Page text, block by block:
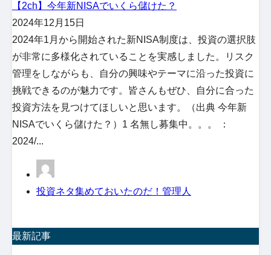
【2ch】今年新NISAでいくら儲けた？
2024年12月15日
2024年1月から開始された新NISA制度は、投資の選択肢
が非常に多様化されていることを実感しました。リスク
管理をしながらも、自分の興味やテーマに沿った投資に
挑戦できるのが魅力です。皆さんもぜひ、自分に合った
投資方法を見つけてほしいと思います。（出典 今年新
NISAでいくら儲けた？）1 名無し募集中。。。 ：
2024/...
投資ネタ集めておいたのだ！管理人
最新記事